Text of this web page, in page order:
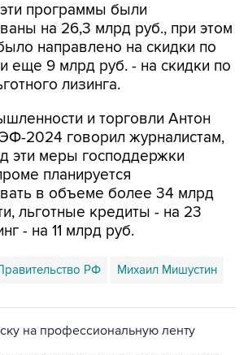
программы были
на 26,3 млрд руб., при этом
направлено на скидки по
еще 9 млрд руб. - на скидки по
лизинга.
и торговли Антон
2024 говорил журналистам,
эти меры господдержки
планируется
в объеме более 34 млрд
льготные кредиты - на 23
- на 11 млрд руб.
РФ Михаил Мишустин
на профессиональную ленту